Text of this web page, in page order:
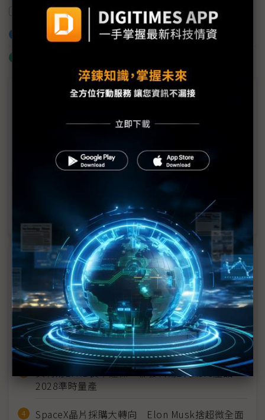
和碩 微軟 5G
加入已選取到「關鍵字追蹤」
議題精選－5G-ORAN蓄勢待發
5G專網頻率使用費調降 助垂直應用場域落地
微軟成立5G戰隊 盼需求帶動成本下降
5G獨立組網加溫 帶動O-RAN供應鏈
近７天熱門報導
MLCC訂單過熱、出貨比創高 村田示警全球AI基
建熱潮將趨緩
2027全年記憶體產能提前售罄 買家「祕而不
宣」只怕買不夠
英特爾EMIB良率達標 聯發科第2代ASIC產品
2028準時量產
SpaceX晶片採購大轉向 Elon Musk捨超微全面